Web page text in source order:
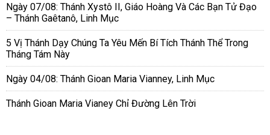
Ngày 07/08: Thánh Xystô II, Giáo Hoàng Và Các Bạn Tử Đạo
– Thánh Gaêtanô, Linh Mục
5 Vị Thánh Dạy Chúng Ta Yêu Mến Bí Tích Thánh Thể Trong
Tháng Tám Này
Ngày 04/08: Thánh Gioan Maria Vianney, Linh Mục
Thánh Gioan Maria Vianey Chỉ Đường Lên Trời